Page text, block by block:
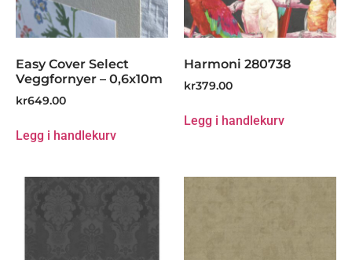
Easy Cover Select
Veggfornyer – 0,6x10m
kr649.00
Legg i handlekurv
Harmoni 280738
kr379.00
Legg i handlekurv